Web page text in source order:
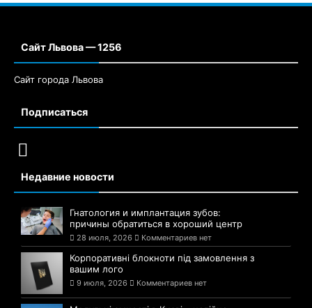
Сайт Львова — 1256
Сайт города Львова
Подписаться
Недавние новости
Гнатология и имплантация зубов:
причины обратиться в хороший центр
28 июля, 2026 Комментариев нет
Корпоративні блокноти під замовлення з
вашим лого
9 июля, 2026 Комментариев нет